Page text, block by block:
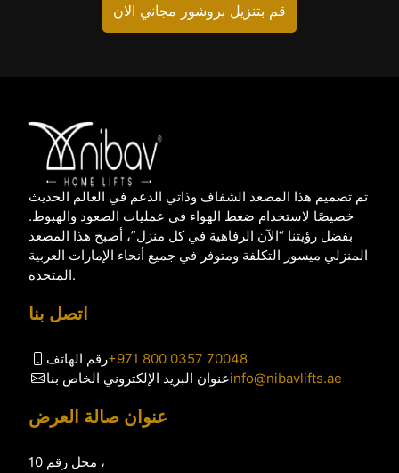
قم بتنزيل بروشور مجاني الان
تم تصميم هذا المصعد الشفاف وذاتي الدعم في العالم الحديث
خصيصًا لاستخدام ضغط الهواء في عمليات الصعود والهبوط.
بفضل رؤيتنا “الآن الرفاهية في كل منزل”، أصبح هذا المصعد
المنزلي ميسور التكلفة ومتوفر في جميع أنحاء الإمارات العربية
المتحدة.
اتصل بنا
رقم الهاتف+971 800 0357 70048
عنوان البريد الإلكتروني الخاص بناinfo@nibavlifts.ae
عنوان صالة العرض
محل رقم 10 ،